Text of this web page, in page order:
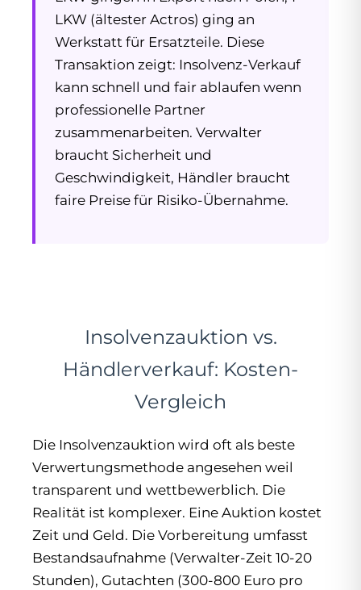
LKW (ältester Actros) ging an
Werkstatt für Ersatzteile. Diese
Transaktion zeigt: Insolvenz-Verkauf
kann schnell und fair ablaufen wenn
professionelle Partner
zusammenarbeiten. Verwalter
braucht Sicherheit und
Geschwindigkeit, Händler braucht
faire Preise für Risiko-Übernahme.
Insolvenzauktion vs.
Händlerverkauf: Kosten-
Vergleich
Die Insolvenzauktion wird oft als beste
Verwertungsmethode angesehen weil
transparent und wettbewerblich. Die
Realität ist komplexer. Eine Auktion kostet
Zeit und Geld. Die Vorbereitung umfasst
Bestandsaufnahme (Verwalter-Zeit 10-20
Stunden), Gutachten (300-800 Euro pro